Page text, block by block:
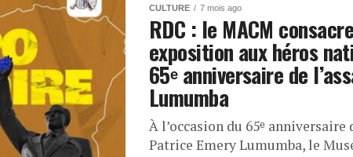
CULTURE 7 mois ago
RDC : le MACM
exposition aux héros
65ᵉ anniversaire de
Lumumba
À l’occasion du 65ᵉ anniversaire
Patrice Emery Lumumba, le